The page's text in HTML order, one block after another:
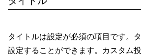
タイトルは設定が必須の項目です。
設定することができます。カスタム